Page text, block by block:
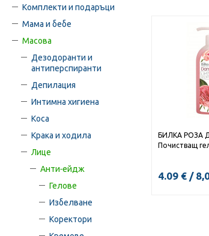
Комплекти и подаръци
Мама и бебе
Масова
Дезодоранти и
антиперспиранти
Депилация
Интимна хигиена
Коса
Крака и ходила
Лице
Анти-ейдж
Гелове
Избелване
Коректори
БИЛКА РОЗА
Почистващ
4.09 € /